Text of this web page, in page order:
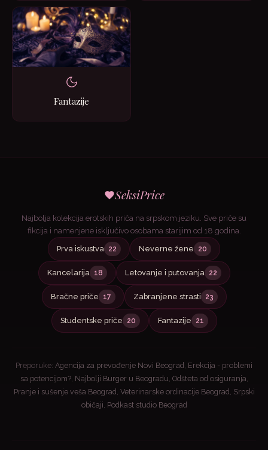
Fantazije
SeksiPrice
Najbolja kolekcija erotskih priča na srpskom jeziku. Sve priče su
fikcija i namenjene isključivo osobama starijim od 18 godina.
Prva iskustva 22 Neverne žene 20
Kancelarija 18 Letovanje i putovanja 22
Bračne priče 17 Zabranjene strasti 23
Studentske priče 20 Fantazije 21
Preporuke: Agencija za prevođenje Novi Beograd , Erekcija - problemi
sa potencijom?, Najbolji Burger u Beogradu, Odšteta od osiguranja,
Pranje i sušenje veša Beograd , Veterinarske ordinacije Beograd , Srpski
običaji, Podkast studio Beograd